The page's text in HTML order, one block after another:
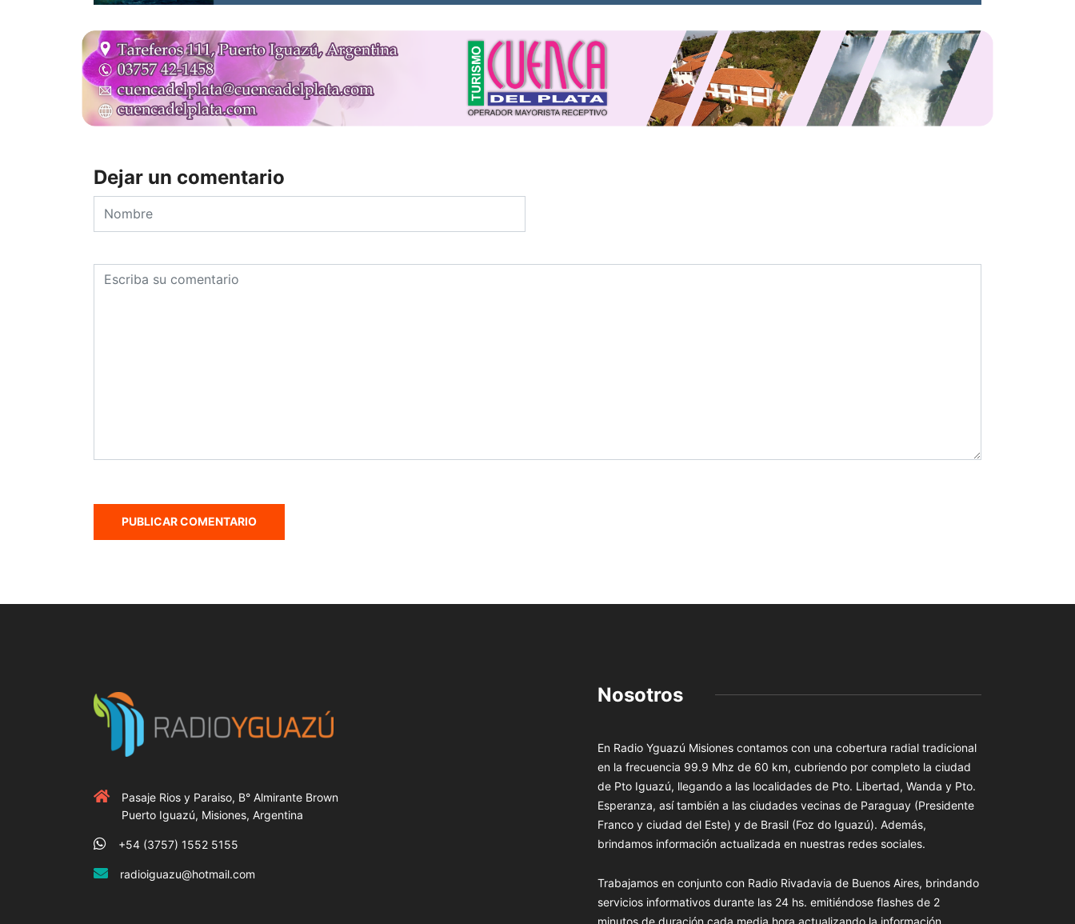
Dejar un comentario
Pasaje Rios y Paraiso, B° Almirante Brown
Puerto Iguazú, Misiones, Argentina
+54 (3757) 1552 5155
radioiguazu@hotmail.com
Nosotros
En Radio Yguazú Misiones contamos con una cobertura radial tradicional
en la frecuencia 99.9 Mhz de 60 km, cubriendo por completo la ciudad
de Pto Iguazú, llegando a las localidades de Pto. Libertad, Wanda y Pto.
Esperanza, así también a las ciudades vecinas de Paraguay (Presidente
Franco y ciudad del Este) y de Brasil (Foz do Iguazú). Además,
brindamos información actualizada en nuestras redes sociales.
Trabajamos en conjunto con Radio Rivadavia de Buenos Aires, brindando
servicios informativos durante las 24 hs. emitiéndose flashes de 2
minutos de duración cada media hora actualizando la información